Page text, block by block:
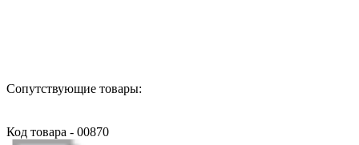
Сопутствующие товары:
Код товара - 00870